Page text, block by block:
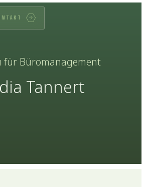
für Büromanagement
Tannert